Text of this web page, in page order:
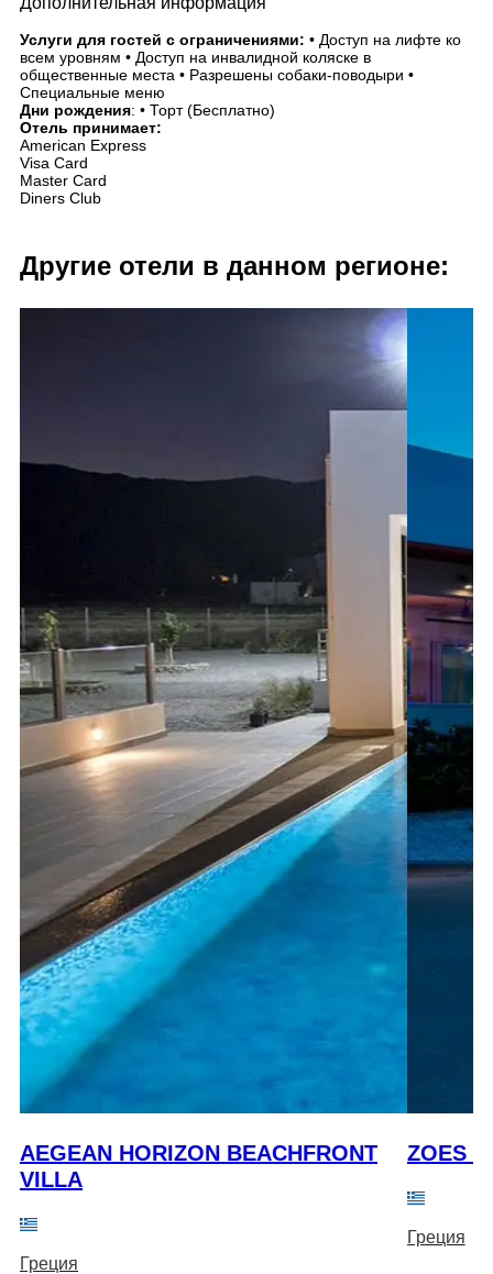
Услуги для гостей с ограничениями: • Доступ на лифте ко
всем уровням • Доступ на инвалидной коляске в
общественные места • Разрешены собаки-поводыри •
Специальные меню
Дни рождения: • Торт (Бесплатно)
Отель принимает:
American Express
Visa Card
Master Card
Diners Club
Другие отели в данном регионе:
AEGEAN HORIZON BEACHFRONT
VILLA
Греция
ZOES
Греция